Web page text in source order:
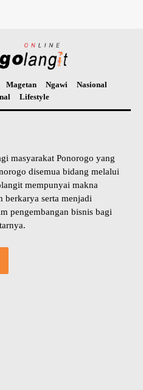
Magetan Ngawi
Nasional
Lifestyle
masyarakat Ponorogo yang
disemua bidang melalui
mempunyai makna
berkarya serta menjadi
pengembangan bisnis bagi